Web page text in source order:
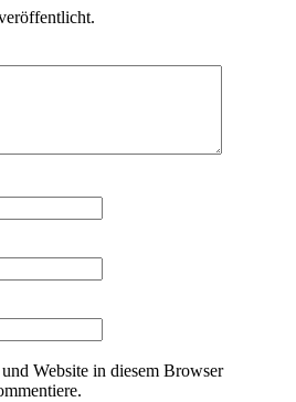
Website in diesem Browser